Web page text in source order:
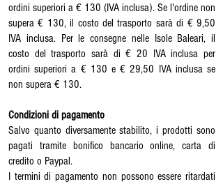
ordini superiori a € 130 (IVA inclusa). Se l'ordine non
supera € 130, il costo del trasporto sarà di € 9,50
IVA inclusa. Per le consegne nelle Isole Baleari, il
costo del trasporto sarà di € 20 IVA inclusa per
ordini superiori a € 130 e € 29,50 IVA inclusa se
non supera € 130.
Condizioni di pagamento
Salvo quanto diversamente stabilito, i prodotti sono
pagati tramite bonifico bancario online, carta di
credito o Paypal.
I termini di pagamento non possono essere ritardati